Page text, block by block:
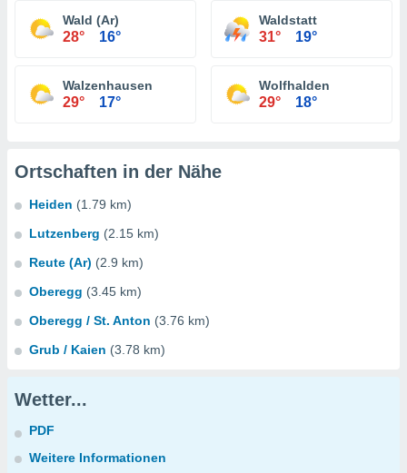
Wald (Ar)
28° 16°
Waldstatt
31° 19°
Walzenhausen
29° 17°
Wolfhalden
29° 18°
Ortschaften in der Nähe
Heiden (1.79 km)
Lutzenberg (2.15 km)
Reute (Ar) (2.9 km)
Oberegg (3.45 km)
Oberegg / St. Anton (3.76 km)
Grub / Kaien (3.78 km)
Wetter...
PDF
Weitere Informationen